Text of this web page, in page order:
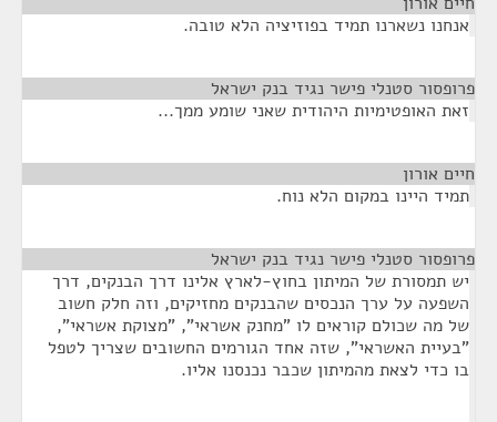
אנחנו נשארנו תמיד בפוזיציה הלא טובה.
פרופסור סטנלי פישר נגיד בנק ישראל
זאת האופטימיות היהודית שאני שומע ממך...
חיים אורון
תמיד היינו במקום הלא נוח.
פרופסור סטנלי פישר נגיד בנק ישראל
יש תמסורת של המיתון בחוץ-לארץ אלינו דרך הבנקים, דרך
השפעה על ערך הנכסים שהבנקים מחזיקים, וזה חלק חשוב
של מה שכולם קוראים לו "מחנק אשראי", "מצוקת אשראי",
"בעיית האשראי", שזה אחד הגורמים החשובים שצריך לטפל
בו כדי לצאת מהמיתון שכבר נכנסנו אליו.